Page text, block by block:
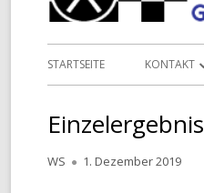
Primäres
STARTSEITE KONTAKT
Autor
WS
Veröffentlicht
1. Dezember 2019